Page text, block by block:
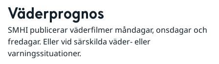
Väderprognos
SMHI publicerar väderfilmer måndagar, onsdagar och
fredagar. Eller vid särskilda väder- eller
varningssituationer.